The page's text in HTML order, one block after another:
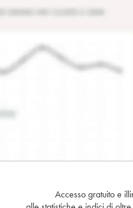
Accesso gratuito e